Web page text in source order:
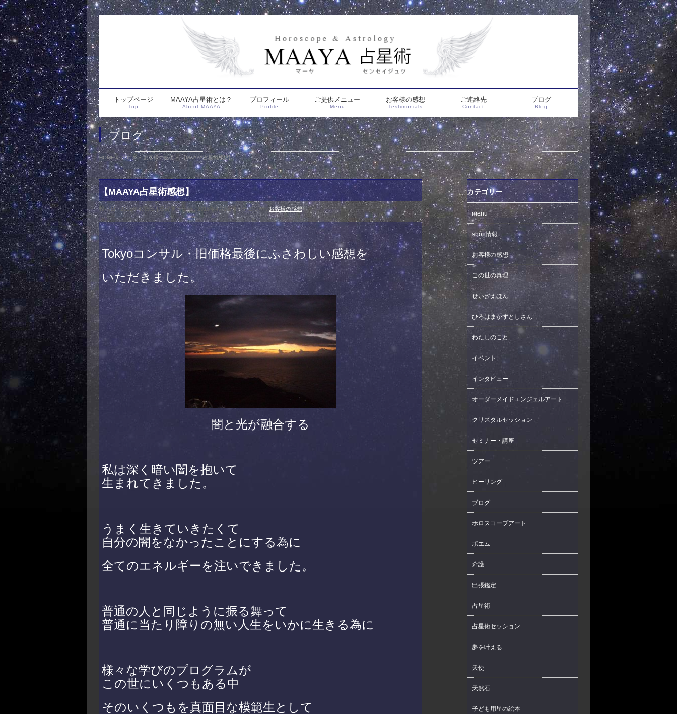
トップページ
Top
MAAYA占星術とは？
About MAAYA
プロフィール
Profile
ご提供メニュー
Menu
お客様の感想
Testimonials
ご連絡先
Contact
ブログ
Blog
ブログ
HOME» ブログ» お客様の感想» 【MAAYA占星術感想】
【MAAYA占星術感想】
投稿日 : 2015年4月3日 最終更新日時 : 2015年4月3日 カテゴリー :お客様の感想
Tokyoコンサル・旧価格最後にふさわしい感想を
いただきました。
闇と光が融合する
私は深く暗い闇を抱いて
生まれてきました。
うまく生きていきたくて
自分の闇をなかったことにする為に
全てのエネルギーを注いできました。
普通の人と同じように振る舞って
普通に当たり障りの無い人生をいかに生きる為に
様々な学びのプログラムが
この世にいくつもある中
そのいくつもを真面目な模範生として
カテゴリー
menu
shop情報
お客様の感想
この世の真理
せいざえほん
ひろはまかずとしさん
わたしのこと
イベント
インタビュー
オーダーメイドエンジェルアート
クリスタルセッション
セミナー・講座
ツアー
ヒーリング
ブログ
ホロスコープアート
ポエム
介護
出張鑑定
占星術
占星術セッション
夢を叶える
天使
天然石
子ども用星の絵本